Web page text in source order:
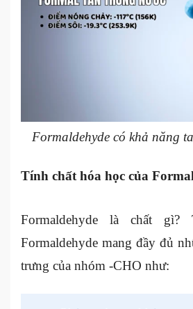
Formaldehyde có khả năng
Tính chất hóa học của
Formaldehyde là chất gì?
Formaldehyde mang đầy đủ
trưng của nhóm -CHO như: